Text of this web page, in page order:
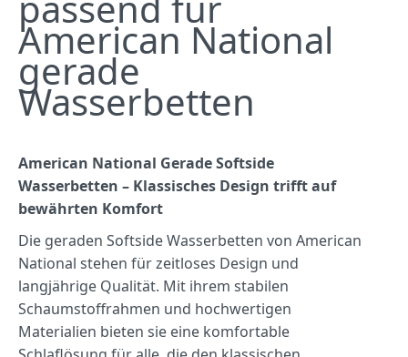
American National
gerade
Wasserbetten
American National Gerade Softside
Wasserbetten – Klassisches Design trifft auf
bewährten Komfort
Die geraden Softside Wasserbetten von American
National stehen für zeitloses Design und
langjährige Qualität. Mit ihrem stabilen
Schaumstoffrahmen und hochwertigen
Materialien bieten sie eine komfortable